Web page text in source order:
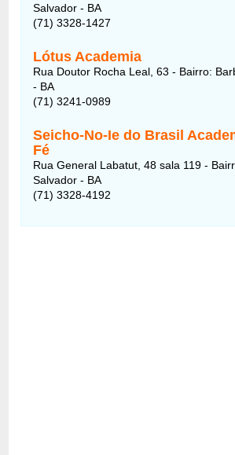
Salvador - BA
(71) 3328-1427
Lótus Academia
Rua Doutor Rocha Leal, 63 - Bairro:
- BA
(71) 3241-0989
Seicho-No-Ie do Brasil
Fé
Rua General Labatut, 48 sala 119 -
Salvador - BA
(71) 3328-4192